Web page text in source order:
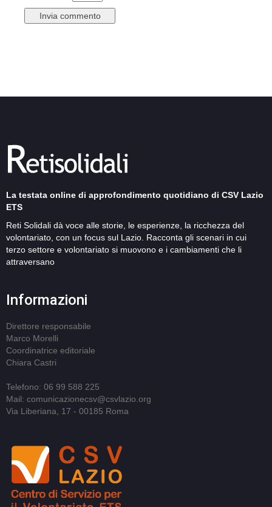
La testata online di approfondimento quotidiano di CSV Lazio
ETS
Reti Solidali dà voce alle storie, le esperienze, la ricchezza del
volontariato, con un focus sul Lazio. Racconta gli scenari in cui
terzo settore e volontariato si muovono e i cambiamenti che li
attraversano
Informazioni
Direttore responsabile
Marco Morelli
Coordinatrice editoriale
Chiara Castri
Telefono: 06 99 588 225
Mail: comunicazionecsv@csvlazio.org
Via Liberiana, 17 - 00185 Roma